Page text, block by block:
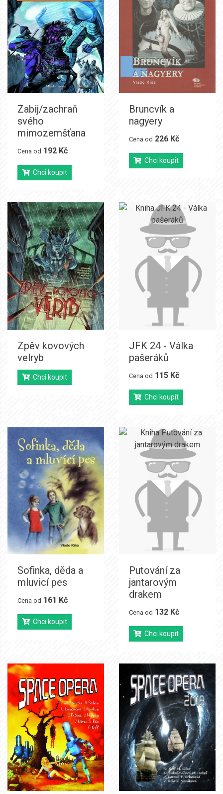
Zabij/zachraň
svého
mimozemšťana
Cena od 192 Kč
Chci koupit
Bruncvík a
nagyery
Cena od 226 Kč
Chci koupit
Zpěv kovových
velryb
Chci koupit
JFK 24 - Válka
pašeráků
Cena od 115 Kč
Chci koupit
Sofinka, děda a
mluvicí pes
Cena od 161 Kč
Chci koupit
Putování za
jantarovým
drakem
Cena od 132 Kč
Chci koupit